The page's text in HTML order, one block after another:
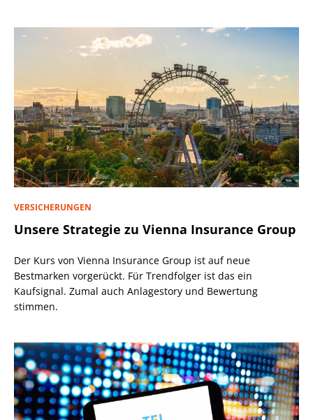
VERSICHERUNGEN
Unsere Strategie zu Vienna Insurance Group
Der Kurs von Vienna Insurance Group ist auf neue
Bestmarken vorgerückt. Für Trendfolger ist das ein
Kaufsignal. Zumal auch Anlagestory und Bewertung
stimmen.